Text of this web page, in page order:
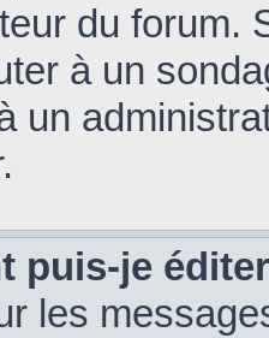
du forum.
à un
un
puis-je
les